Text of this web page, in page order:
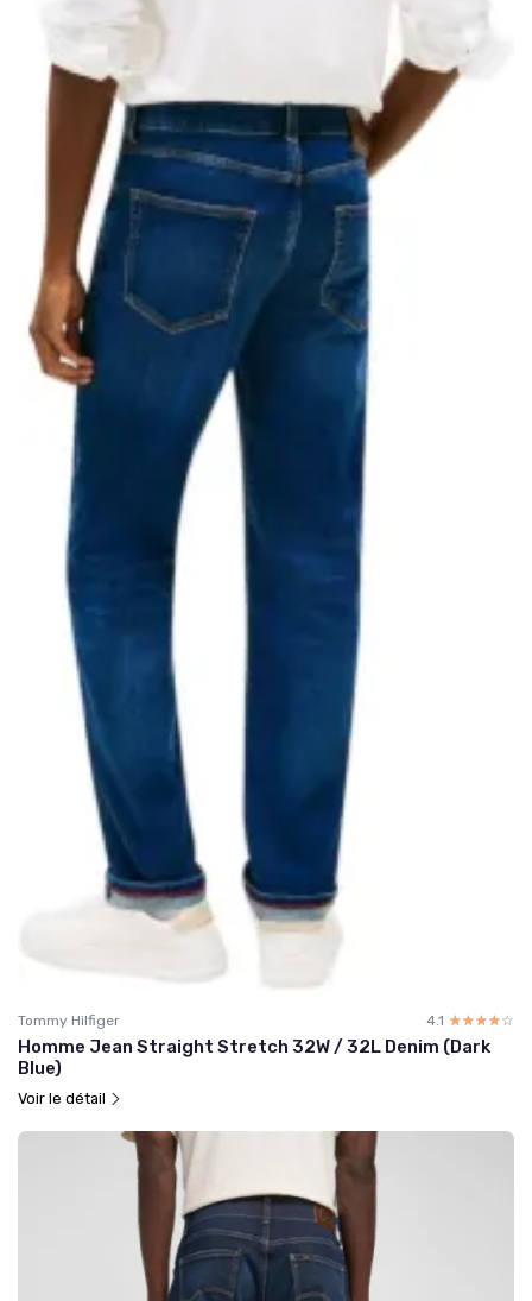
Tommy Hilfiger 4.1 ☆☆☆☆☆
★★★★★
Homme Jean Straight Stretch 32W / 32L Denim (Dark
Blue)
Voir le détail